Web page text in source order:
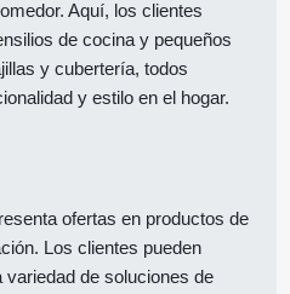
Aquí, los clientes
de cocina y pequeños
y cubertería, todos
y estilo en el hogar.
ofertas en productos de
Los clientes pueden
de soluciones de